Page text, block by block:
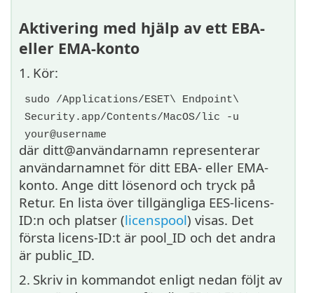
Aktivering med hjälp av ett EBA-
eller EMA-konto
1. Kör:
sudo /Applications/ESET\ Endpoint\
Security.app/Contents/MacOS/lic -u
your@username
där ditt@användarnamn representerar
användarnamnet för ditt EBA- eller EMA-
konto. Ange ditt lösenord och tryck på
Retur. En lista över tillgängliga EES-licens-
ID:n och platser (licenspool) visas. Det
första licens-ID:t är pool_ID och det andra
är public_ID.
2. Skriv in kommandot enligt nedan följt av